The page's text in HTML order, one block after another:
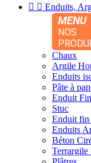
  Enduits,
MENU
NOS
Chaux
Argile
Enduits
Pâte à
Enduit
Stuc
Enduit fin
Enduits
Béton
Terrargile